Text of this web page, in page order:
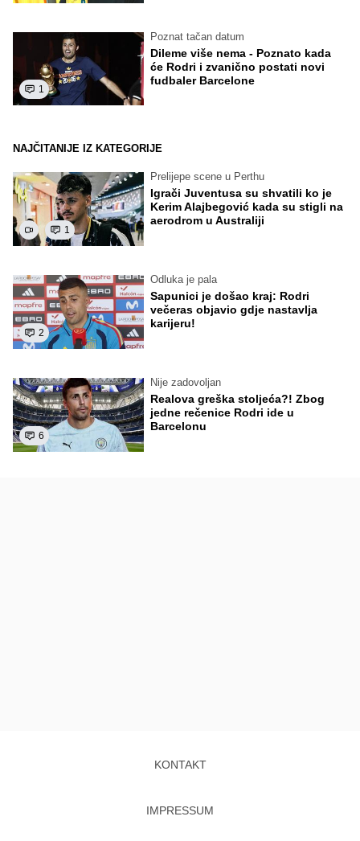
1
Poznat tačan datum
Dileme više nema - Poznato kada
će Rodri i zvanično postati novi
fudbaler Barcelone
NAJČITANIJE IZ KATEGORIJE
1
Prelijepe scene u Perthu
Igrači Juventusa su shvatili ko je
Kerim Alajbegović kada su stigli na
aerodrom u Australiji
2
Odluka je pala
Sapunici je došao kraj: Rodri
večeras objavio gdje nastavlja
karijeru!
6
Nije zadovoljan
Realova greška stoljeća?! Zbog
jedne rečenice Rodri ide u
Barcelonu
KONTAKT
IMPRESSUM